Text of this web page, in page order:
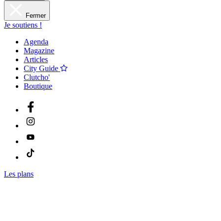
Fermer
Je soutiens !
Agenda
Magazine
Articles
City Guide
Clutcho'
Boutique
Les plans